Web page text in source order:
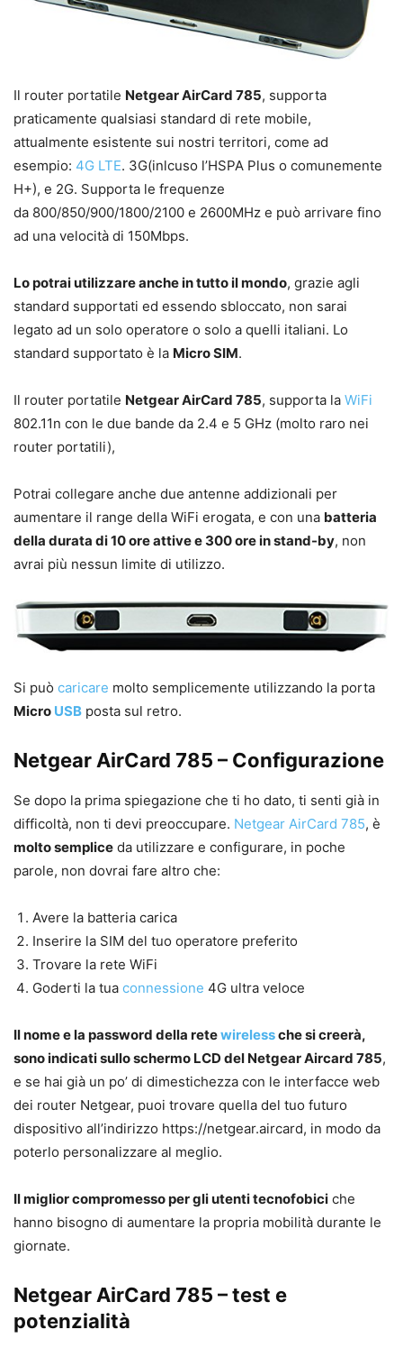
Il router portatile Netgear AirCard 785, supporta
praticamente qualsiasi standard di rete mobile,
attualmente esistente sui nostri territori, come ad
esempio: 4G LTE. 3G(inlcuso l’HSPA Plus o comunemente
H+), e 2G. Supporta le frequenze
da 800/850/900/1800/2100 e 2600MHz e può arrivare fino
ad una velocità di 150Mbps.
Lo potrai utilizzare anche in tutto il mondo, grazie agli
standard supportati ed essendo sbloccato, non sarai
legato ad un solo operatore o solo a quelli italiani. Lo
standard supportato è la Micro SIM.
Il router portatile Netgear AirCard 785, supporta la WiFi
802.11n con le due bande da 2.4 e 5 GHz (molto raro nei
router portatili),
Potrai collegare anche due antenne addizionali per
aumentare il range della WiFi erogata, e con una batteria
della durata di 10 ore attive e 300 ore in stand-by, non
avrai più nessun limite di utilizzo.
Si può caricare molto semplicemente utilizzando la porta
Micro USB posta sul retro.
Netgear AirCard 785 – Configurazione
Se dopo la prima spiegazione che ti ho dato, ti senti già in
difficoltà, non ti devi preoccupare. Netgear AirCard 785, è
molto semplice da utilizzare e configurare, in poche
parole, non dovrai fare altro che:
Avere la batteria carica
Inserire la SIM del tuo operatore preferito
Trovare la rete WiFi
Goderti la tua connessione 4G ultra veloce
Il nome e la password della retewirelessche si creerà,
sono indicati sullo schermo LCD del Netgear Aircard 785,
e se hai già un po’ di dimestichezza con le interfacce web
dei router Netgear, puoi trovare quella del tuo futuro
dispositivo all’indirizzo https://netgear.aircard, in modo da
poterlo personalizzare al meglio.
Il miglior compromesso per gli utenti tecnofobici che
hanno bisogno di aumentare la propria mobilità durante le
giornate.
Netgear AirCard 785 – test e
potenzialità